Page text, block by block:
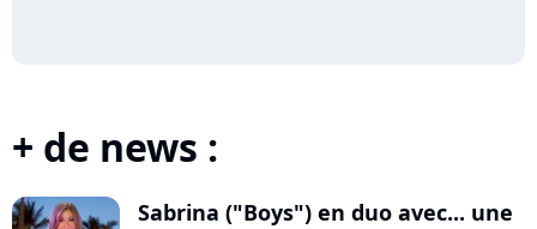
+ de news :
Sabrina ("Boys") en duo avec... une